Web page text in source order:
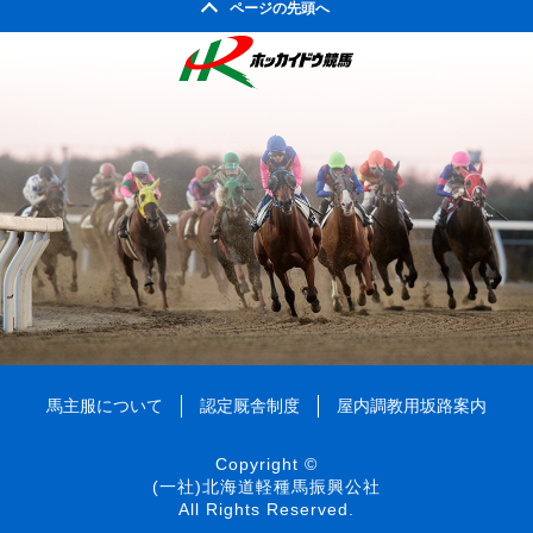
2008年01月
2007年02月
2007年01月
2006年03月
2006年02月
2006年01月
2005年07月
2005年04月
2005年03月
2005年02月
2005年01月
2004年06月
2004年05月
2004年04月
2004年03月
2004年02月
2004年01月
2003年07月
2003年06月
2003年05月
2003年04月
2003年01月
ページの先頭へ
馬主服について 認定厩舎制度 屋内調教用坂路案内
Copyright ©
(一社)北海道軽種馬振興公社
All Rights Reserved.